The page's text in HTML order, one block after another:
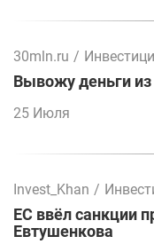
30mln.ru /
Вывожу деньги
25 Июля
Invest_Khan /
ЕС ввёл санкции
Евтушенкова